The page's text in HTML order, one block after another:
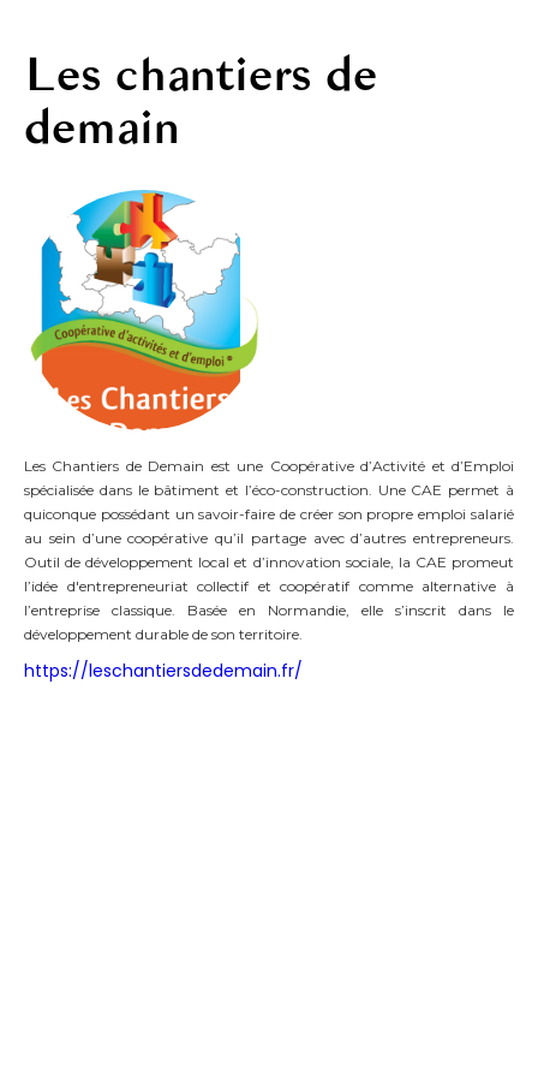
Les chantiers de
demain
Les Chantiers de Demain est une Coopérative d’Activité et d’Emploi
spécialisée dans le bâtiment et l’éco-construction. Une CAE permet à
quiconque possédant un savoir-faire de créer son propre emploi salarié
au sein d’une coopérative qu’il partage avec d’autres entrepreneurs.
Outil de développement local et d’innovation sociale, la CAE promeut
l’idée d'entrepreneuriat collectif et coopératif comme alternative à
l’entreprise classique. Basée en Normandie, elle s’inscrit dans le
développement durable de son territoire.
https://leschantiersdedemain.fr/